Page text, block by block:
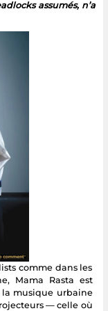
assumés, n’a
comme dans les
Mama Rasta est
la musique urbaine
— celle où